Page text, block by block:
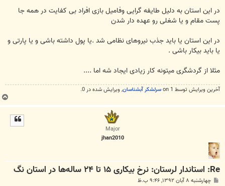
در این استان به دلیل طایفه گرایی وفامیل بازی افراد بی کفایت در همه جا
پست مقام و یا شغلی رو عهده دار شدن
در این استان یا باید جذب نیروهای نظامی شد .یا پول داشته باشی و یا پارتی و
یا باید بیکار باشی .
مثلا از گردشگری میتونه کار زیادی ایجاد شه اما ....
آخرین ويرايش توسط 1 on سرلشکر آبشناسان, ويرايش شده در 0.
ب
ا
Major
jhan2010
Re: استاندار لرستان: نرخ بیکاری ۱۵ تا ۲۴ ساله‌ها در استان نگ
پ چهارشنبه ۸ آبان ۱۳۹۲, ۹:۴۶ ب.ظ